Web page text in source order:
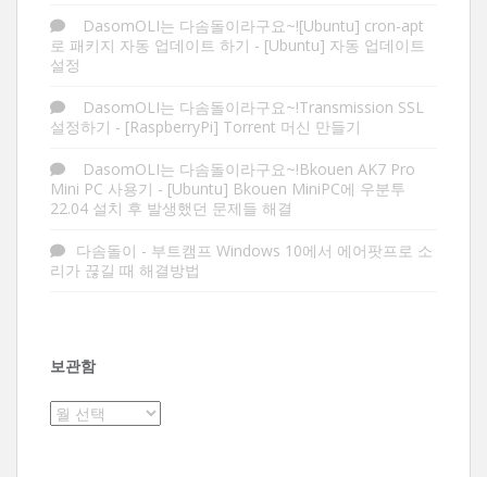
DasomOLI는 다솜돌이라구요~![Ubuntu] cron-apt
로 패키지 자동 업데이트 하기 - [Ubuntu] 자동 업데이트
설정
DasomOLI는 다솜돌이라구요~!Transmission SSL
설정하기 - [RaspberryPi] Torrent 머신 만들기
DasomOLI는 다솜돌이라구요~!Bkouen AK7 Pro
Mini PC 사용기 - [Ubuntu] Bkouen MiniPC에 우분투
22.04 설치 후 발생했던 문제들 해결
다솜돌이 - 부트캠프 Windows 10에서 에어팟프로 소
리가 끊길 때 해결방법
보관함
보